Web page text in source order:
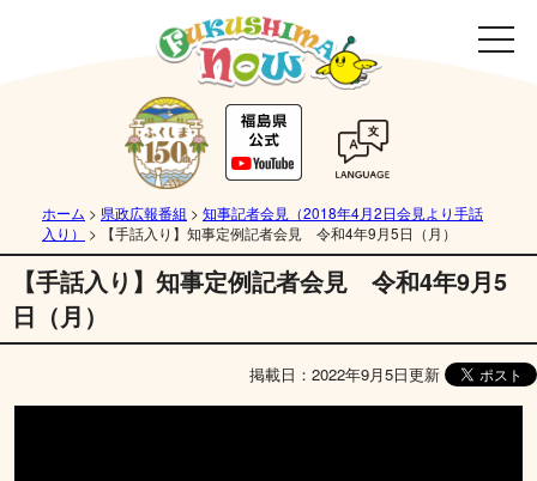
ホーム > 県政広報番組 > 知事記者会見（2018年4月2日会見より手話
入り）
> 【手話入り】知事定例記者会見 令和4年9月5日（月）
【手話入り】知事定例記者会見 令和4年9月5
日（月）
掲載日：2022年9月5日更新